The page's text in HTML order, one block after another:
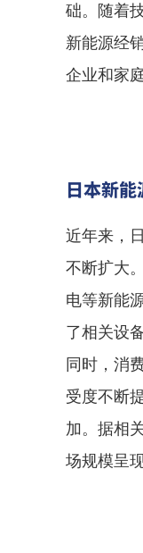
础。随着
新能源经
企业和家
日本新
近年来，
不断扩大
电等新能
了相关设
同时，消
受度不断
加。据相
场规模呈